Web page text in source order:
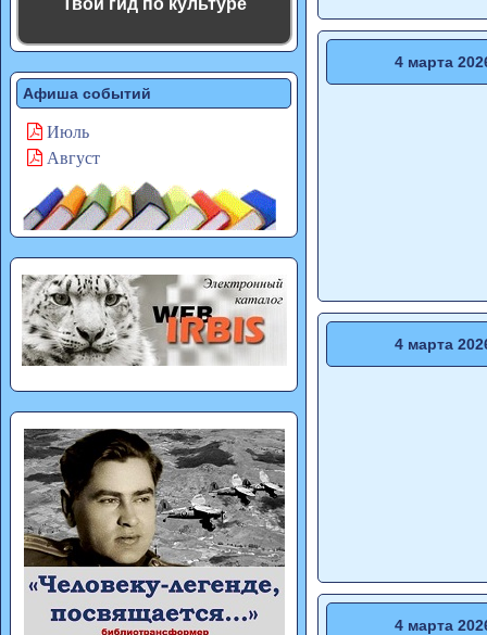
Твой гид по культуре
Афиша событий
Июль
Август
4 марта
4 марта
4 марта